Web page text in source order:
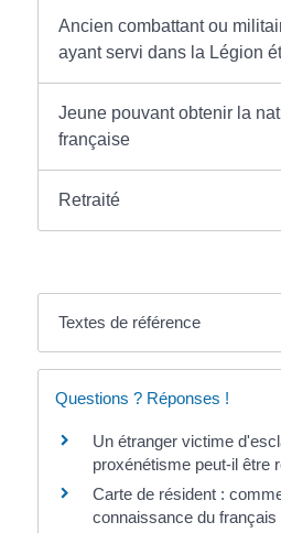
Ancien combattant ou
ayant servi dans la Légion
Jeune pouvant obtenir la
française
Retraité
Textes de référence
Questions ? Réponses !
Un étranger victime
proxénétisme peut-il être
Carte de résident :
connaissance du français